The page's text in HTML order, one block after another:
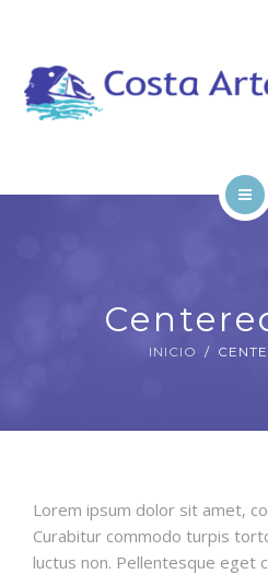
TRATAMIENTOS
EL EQUIPO
CITA ONLINE
INICIO
Lorem ipsum dolor sit amet,
Curabitur commodo turpis
luctus non. Pellentesque eget